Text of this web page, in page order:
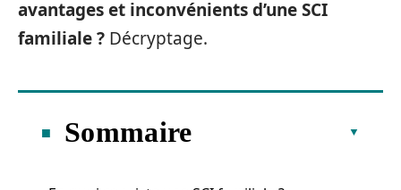
avantages et inconvénients d’une SCI
familiale ? Décryptage.
Sommaire